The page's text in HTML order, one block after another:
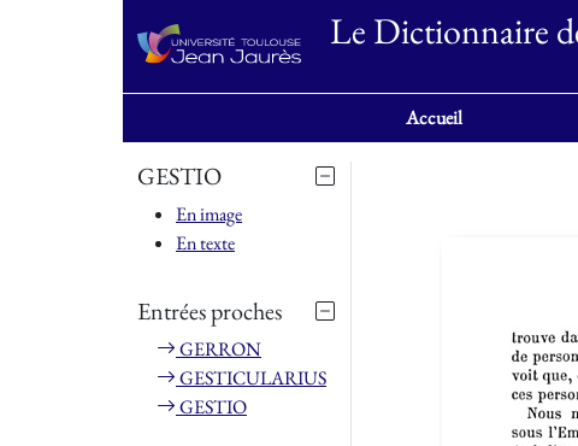
Le Dictionnaire
Accueil
GESTIO
En image
En texte
Entrées proches
GERRON
GESTICULARIUS
GESTIO